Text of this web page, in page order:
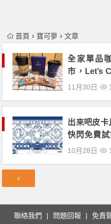
首頁 寶可夢 文章
全家單品
市，Let’s
主題杯套接
11月30日
出來吧皮卡
快閃免費
街頭！
10月28日
章
聯絡我們 問題回報 免責